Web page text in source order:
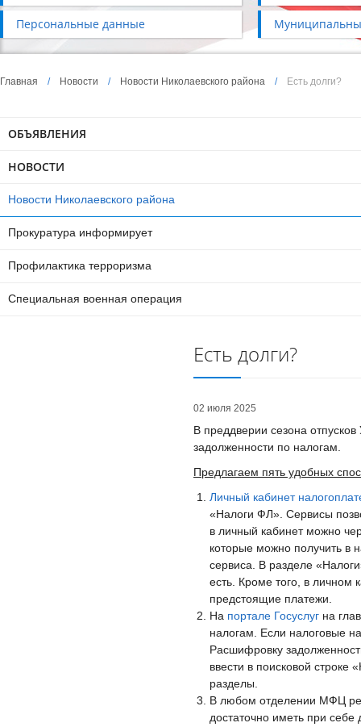
Персональные данные
Главная / Новости / Новости Николаевского района / Есть долги?
ОБЪЯВЛЕНИЯ
НОВОСТИ
Новости Николаевского района
Прокуратура информирует
Профилактика терроризма
Специальная военная операция
Есть долги?
02 июля 2025
В преддверии сезона
задолженности по налогам.
Предлагаем пять удобных
Личный кабинет
«Налоги ФЛ». Сервисы
в личный кабинет можно
которые можно получить в
сервиса. В разделе
есть. Кроме того, в личном
предстоящие платежи.
На портале Госуслуг на
налогам. Если налоговые
Расшифровку
ввести в поисковой строке
разделы.
В любом отделении МФЦ
достаточно иметь при